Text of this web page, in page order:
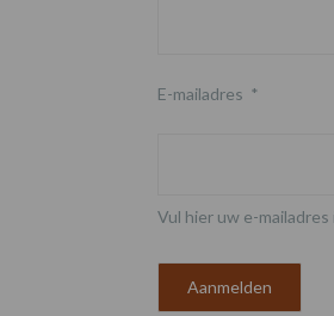
E-mailadres *
Vul hier uw e-mailadres